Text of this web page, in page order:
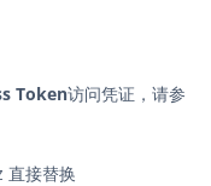
Token访问凭证，请参
直接替换